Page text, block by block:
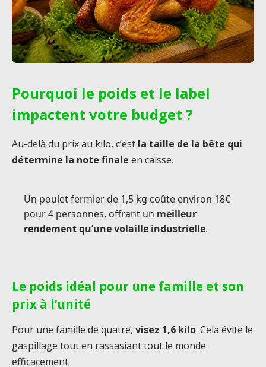
Pourquoi le poids et le label
impactent votre budget ?
Au-delà du prix au kilo, c’est la taille de la bête qui
détermine la note finale en caisse.
Un poulet fermier de 1,5 kg coûte environ 18€
pour 4 personnes, offrant un meilleur
rendement qu’une volaille industrielle.
Le poids idéal pour une famille et son
prix à l’unité
Pour une famille de quatre, visez 1,6 kilo. Cela évite le
gaspillage tout en rassasiant tout le monde
efficacement.